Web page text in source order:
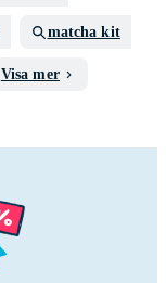
matcha kit
Visa mer